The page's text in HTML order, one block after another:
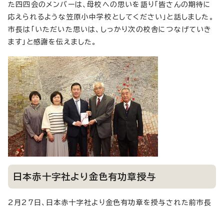
た四四会のメンバーは、母校への思いを語り「皆さんの期待に
応えられるような笠原小中学校としてください」と話しました。
市長は「いただいた思いは、しっかり次の校舎につなげていき
ます」と感謝を伝えました。
日本赤十字社より金色有功章授与
2月27日、日本赤十字社より金色有功章を授与された前市長